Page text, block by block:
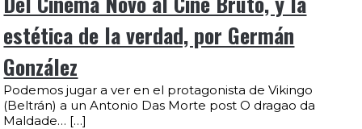
estética de la verdad, por Germán
González
Podemos jugar a ver en el protagonista de Vikingo
(Beltrán) a un Antonio Das Morte post O dragao da
Maldade… […]